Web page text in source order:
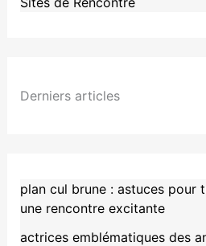
Derniers articles
plan cul brune : astuces pour
une rencontre excitante
actrices emblématiques des